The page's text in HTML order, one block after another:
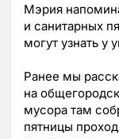
Мэрия
и санитарных
могут узнать у
Ранее мы
на
мусора там
пятницы